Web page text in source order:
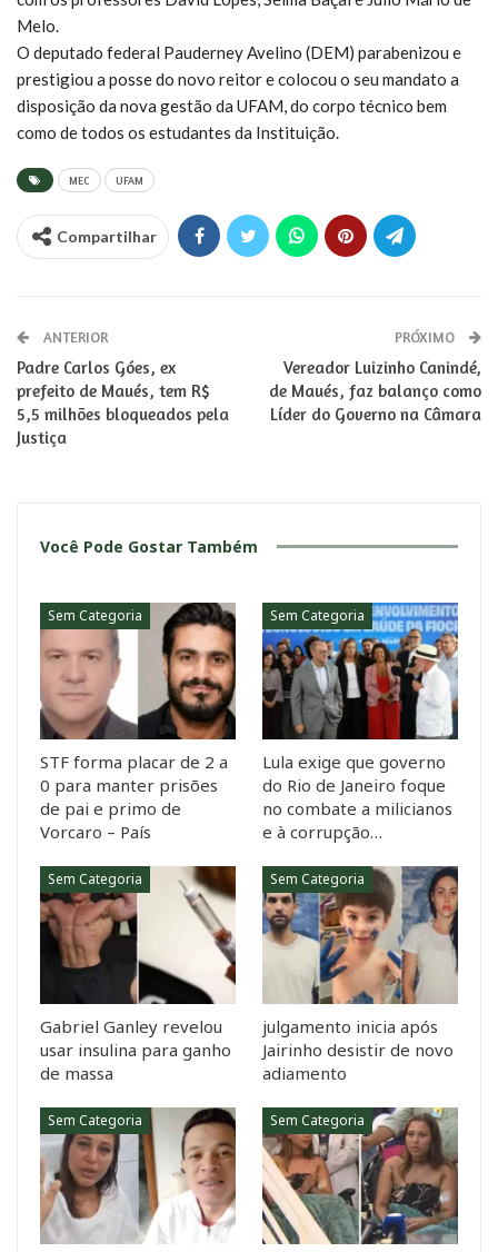
Melo.
O deputado federal Pauderney Avelino (DEM) parabenizou e
prestigiou a posse do novo reitor e colocou o seu mandato a
disposição da nova gestão da UFAM, do corpo técnico bem
como de todos os estudantes da Instituição.
MEC UFAM
Compartilhar
ANTERIOR
Padre Carlos Góes, ex
prefeito de Maués, tem R$
5,5 milhões bloqueados pela
Justiça
PRÓXIMO
Vereador Luizinho Canindé,
de Maués, faz balanço como
Líder do Governo na Câmara
Você Pode Gostar Também
Sem Categoria
STF forma placar de 2 a
0 para manter prisões
de pai e primo de
Vorcaro – País
Sem Categoria
Lula exige que governo
do Rio de Janeiro foque
no combate a milicianos
e à corrupção…
Sem Categoria
Gabriel Ganley revelou
usar insulina para ganho
de massa
Sem Categoria
julgamento inicia após
Jairinho desistir de novo
adiamento
Sem Categoria Sem Categoria